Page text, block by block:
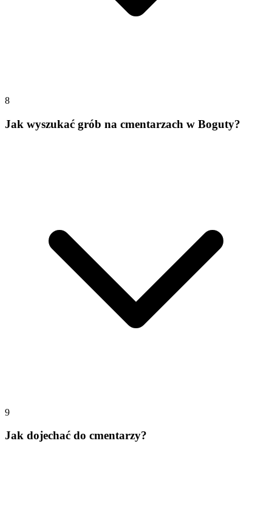
8
Jak wyszukać grób na cmentarzach w Boguty?
9
Jak dojechać do cmentarzy?